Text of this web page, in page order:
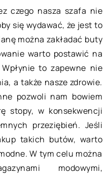
czego nasza szafa nie
się wydawać, że jest to
można zakładać buty
warto postawić na
to zapewne nie
a także nasze zdrowie.
pozwoli nam bowiem
stopy, w konsekwencji
przeziębień. Jeśli
takich butów, warto
W tym celu można
modowymi,